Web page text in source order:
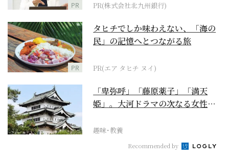
PR PR(株式会社北九州銀行)
PR
タヒチでしか味わえない、「海の
民」の記憶へとつながる旅
PR(エア タヒチ ヌイ)
「卑弥呼」「藤原薬子」「満天
姫」。大河ドラマの次なる女性主
趣味･教養
Recommended by